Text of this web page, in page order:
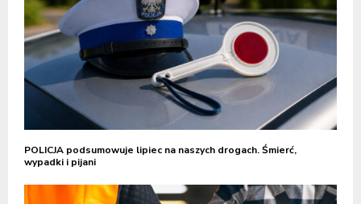
POLICJA podsumowuje lipiec na naszych drogach. Śmierć,
wypadki i pijani